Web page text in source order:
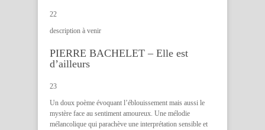
22
description à venir
PIERRE BACHELET – Elle est
d’ailleurs
23
Un doux poème évoquant l’éblouissement mais aussi le
mystère face au sentiment amoureux. Une mélodie
mélancolique qui parachève une interprétation sensible et